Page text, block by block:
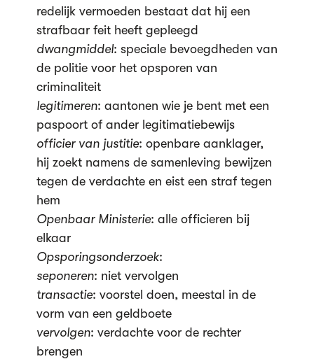
redelijk vermoeden bestaat dat hij een
strafbaar feit heeft gepleegd
dwangmiddel: speciale bevoegdheden van
de politie voor het opsporen van
criminaliteit
legitimeren: aantonen wie je bent met een
paspoort of ander legitimatiebewijs
officier van justitie: openbare aanklager,
hij zoekt namens de samenleving bewijzen
tegen de verdachte en eist een straf tegen
hem
Openbaar Ministerie: alle officieren bij
elkaar
Opsporingsonderzoek:
seponeren: niet vervolgen
transactie: voorstel doen, meestal in de
vorm van een geldboete
vervolgen: verdachte voor de rechter
brengen